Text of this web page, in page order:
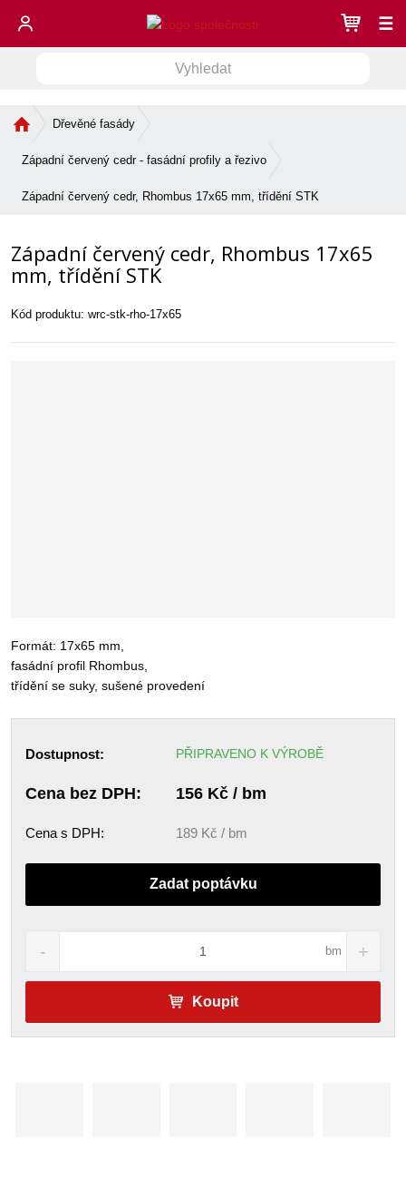
☰
o
n
t
a
a
Dřevěné fasády
Západní červený cedr - fasádní profily a řezivo
Západní červený cedr, Rhombus 17x65 mm, třídění STK
Západní červený cedr, Rhombus 17x65
mm, třídění STK
Kód produktu: wrc-stk-rho-17x65
Formát: 17x65 mm,
fasádní profil Rhombus,
třídění se suky, sušené provedení
Dostupnost: PŘIPRAVENO K VÝROBĚ
156 Kč / bm
Cena bez DPH:
189 Kč / bm
Cena s DPH:
Zadat poptávku
bm
Koupit